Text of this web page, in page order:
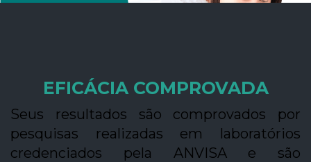
EFICÁCIA COMPROVADA
Seus resultados são comprovados por
pesquisas realizadas em laboratórios
credenciados pela ANVISA e são